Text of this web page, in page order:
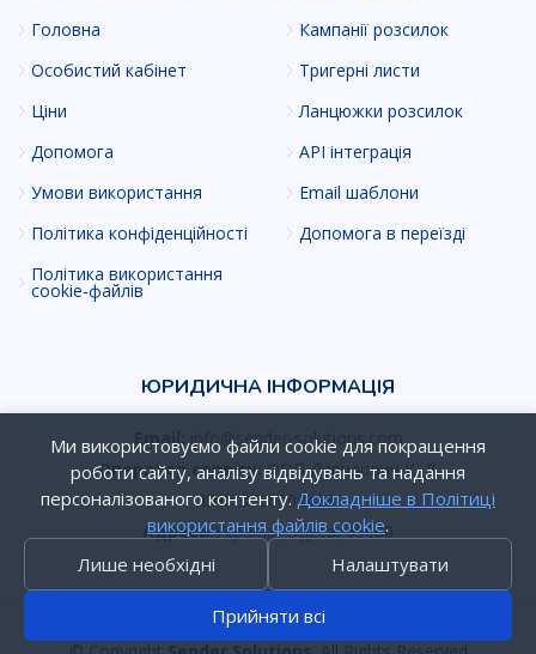
Головна
Особистий кабінет
Ціни
Допомога
Умови використання
Політика конфіденційності
Політика використання
cookie-файлів
Кампанії розсилок
Тригерні листи
Ланцюжки розсилок
API інтеграція
Email шаблони
Допомога в переїзді
ЮРИДИЧНА ІНФОРМАЦІЯ
Email: info@sender-solutions.com
Оператор сервісу: ФОП Давидович К. Д.
ІПН:3706002428
Адреса:Україна, Одеса, 65000
Ми використовуємо файли cookie для покращення
роботи сайту, аналізу відвідувань та надання
персоналізованого контенту. Докладніше в Політиці
використання файлів cookie.
Лише необхідні
Налаштувати
Прийняти всі